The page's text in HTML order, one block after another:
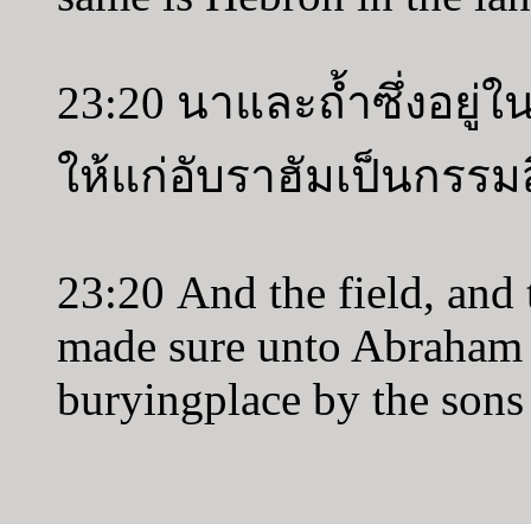
23:20 นาและถ้ำซึ่งอยู่
ให้แก่อับราฮัมเป็นกรร
23:20 And the field, and
made sure unto
buryingplace by the